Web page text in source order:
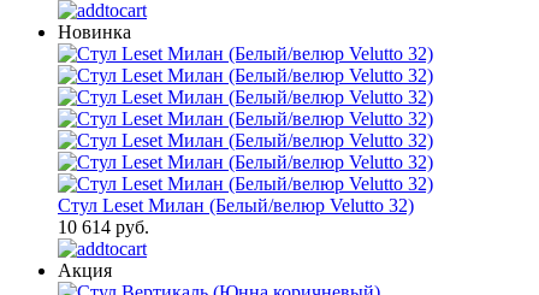
Новинка
Стул Leset Милан (Белый/велюр Velutto 32)
10 614 руб.
Акция